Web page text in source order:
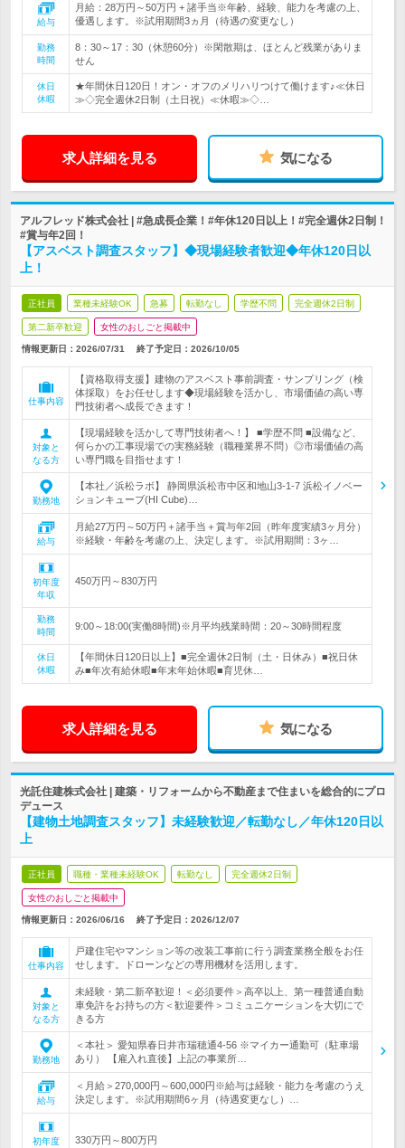
給与
月給：28万円～50万円 + 諸手当※年齢、経験、能力を考慮の上、
優遇します。※試用期間3ヵ月（待遇の変更なし）
勤務
時間
8：30～17：30（休憩60分）※閑散期は、ほとんど残業がありま
せん
休日
休暇
★年間休日120日！オン・オフのメリハリつけて働けます♪≪休日
≫◇完全週休2日制（土日祝）≪休暇≫◇…
求人詳細を見る 気になる
アルフレッド株式会社 | #急成長企業！#年休120日以上！#完全週休2日制！
#賞与年2回！
【アスベスト調査スタッフ】◆現場経験者歓迎◆年休120日以
上！
正社員 業種未経験OK 急募 転勤なし 学歴不問 完全週休2日制
第二新卒歓迎 女性のおしごと掲載中
情報更新日：2026/07/31 終了予定日： 2026/10/05
仕事内容
【資格取得支援】建物のアスベスト事前調査・サンプリング（検
体採取）をお任せします◆現場経験を活かし、市場価値の高い専
門技術者へ成長できます！
対象と
なる方
【現場経験を活かして専門技術者へ！】 ■学歴不問 ■設備など、
何らかの工事現場での実務経験（職種業界不問）◎市場価値の高
い専門職を目指せます！
勤務地
【本社／浜松ラボ】 静岡県浜松市中区和地山3-1-7 浜松イノベー
ションキューブ(HI Cube)…
給与
月給27万円～50万円＋諸手当＋賞与年2回（昨年度実績3ヶ月分）
※経験・年齢を考慮の上、決定します。※試用期間：3ヶ…
初年度
年収
450万円～830万円
勤務
時間
9:00～18:00(実働8時間)※月平均残業時間：20～30時間程度
休日
休暇
【年間休日120日以上】■完全週休2日制（土・日休み）■祝日休
み■年次有給休暇■年末年始休暇■育児休…
求人詳細を見る 気になる
光託住建株式会社 | 建築・リフォームから不動産まで住まいを総合的にプロ
デュース
【建物土地調査スタッフ】未経験歓迎／転勤なし／年休120日以
上
正社員 職種・業種未経験OK 転勤なし 完全週休2日制
女性のおしごと掲載中
情報更新日：2026/06/16 終了予定日： 2026/12/07
仕事内容
戸建住宅やマンション等の改装工事前に行う調査業務全般をお任
せします。ドローンなどの専用機材を活用します。
対象と
なる方
未経験・第二新卒歓迎！＜必須要件＞高卒以上、第一種普通自動
車免許をお持ちの方＜歓迎要件＞コミュニケーションを大切にで
きる方
勤務地
＜本社＞ 愛知県春日井市瑞穂通4-56 ※マイカー通勤可（駐車場
あり） 【雇入れ直後】上記の事業所…
給与
＜月給＞270,000円～600,000円※給与は経験・能力を考慮のうえ
決定します。※試用期間6ヶ月（待遇変更なし）…
初年度
330万円～800万円